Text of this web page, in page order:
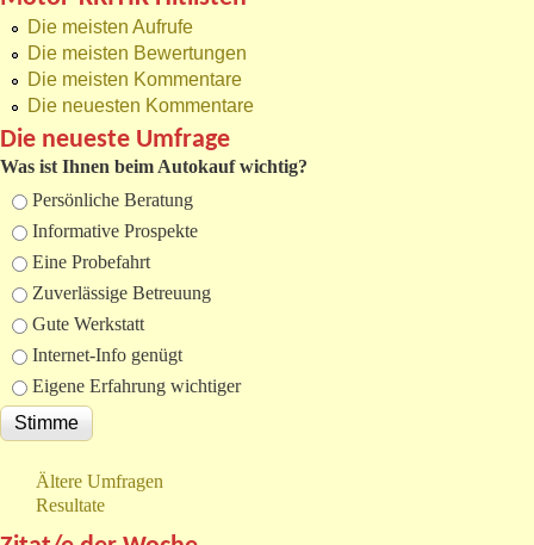
Die meisten Aufrufe
Die meisten Bewertungen
Die meisten Kommentare
Die neuesten Kommentare
Die neueste Umfrage
Was ist Ihnen beim Autokauf wichtig?
Auswahlmöglichkeiten
Persönliche Beratung
Informative Prospekte
Eine Probefahrt
Zuverlässige Betreuung
Gute Werkstatt
Internet-Info genügt
Eigene Erfahrung wichtiger
Ältere Umfragen
Resultate